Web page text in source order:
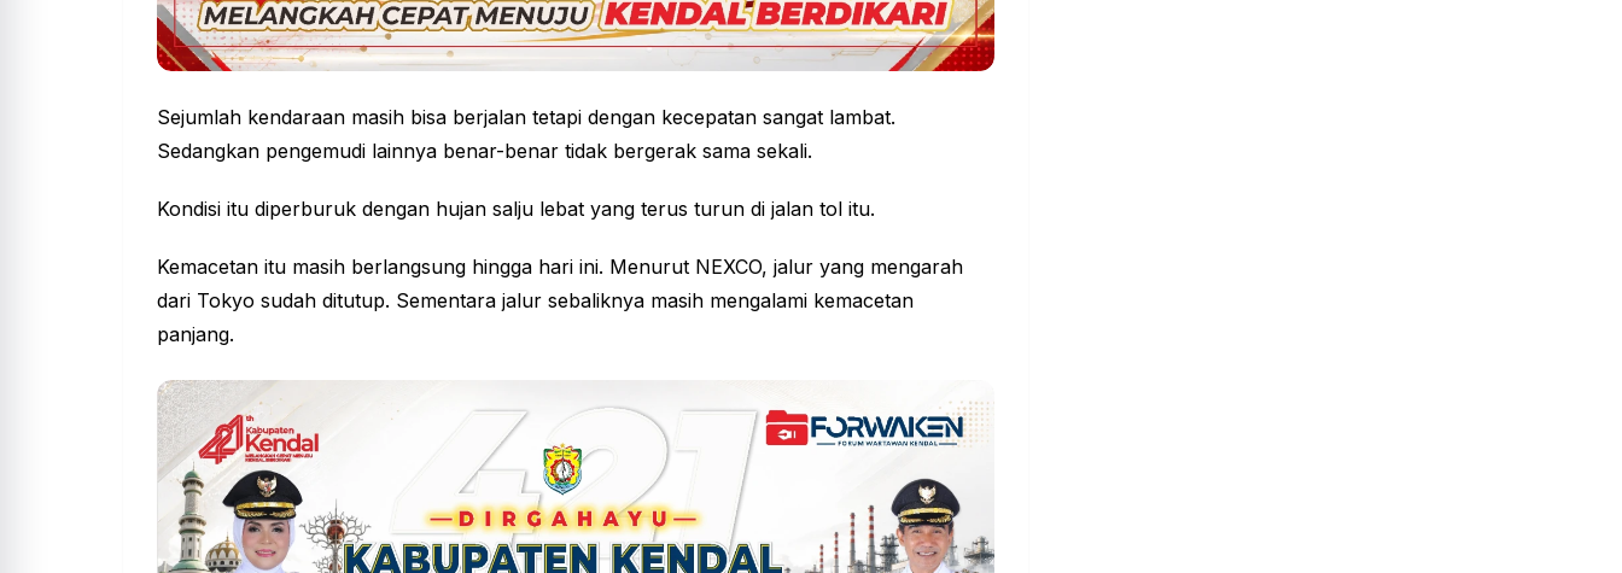
Sejumlah kendaraan masih bisa berjalan tetapi dengan kecepatan sangat lambat.
Sedangkan pengemudi lainnya benar-benar tidak bergerak sama sekali.
Kondisi itu diperburuk dengan hujan salju lebat yang terus turun di jalan tol itu.
Kemacetan itu masih berlangsung hingga hari ini. Menurut NEXCO, jalur yang mengarah
dari Tokyo sudah ditutup. Sementara jalur sebaliknya masih mengalami kemacetan
panjang.